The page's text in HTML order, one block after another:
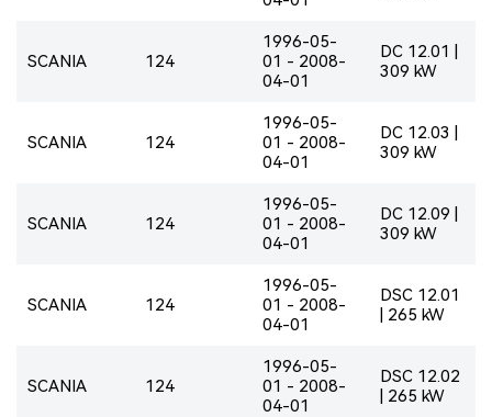
SCANIA 124
1996-05-
01 - 2008-
04-01
DC 12.01 |
309 kW
SCANIA 124
1996-05-
01 - 2008-
04-01
DC 12.03 |
309 kW
SCANIA 124
1996-05-
01 - 2008-
04-01
DC 12.09 |
309 kW
SCANIA 124
1996-05-
01 - 2008-
04-01
DSC 12.01
| 265 kW
SCANIA 124
1996-05-
01 - 2008-
04-01
DSC 12.02
| 265 kW